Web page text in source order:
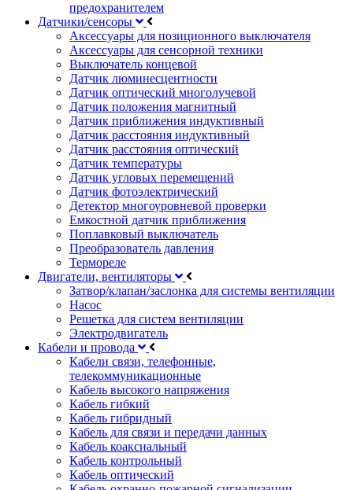
предохранителем
Датчики/сенсоры
Аксессуары для позиционного выключателя
Аксессуары для сенсорной техники
Выключатель концевой
Датчик люминесцентности
Датчик оптический многолучевой
Датчик положения магнитный
Датчик приближения индуктивный
Датчик расстояния индуктивный
Датчик расстояния оптический
Датчик температуры
Датчик угловых перемещений
Датчик фотоэлектрический
Детектор многоуровневой проверки
Емкостной датчик приближения
Поплавковый выключатель
Преобразователь давления
Термореле
Двигатели, вентиляторы
Затвор/клапан/заслонка для системы вентиляции
Насос
Решетка для систем вентиляции
Электродвигатель
Кабели и провода
Кабели связи, телефонные,
телекоммуникационные
Кабель высокого напряжения
Кабель гибкий
Кабель гибридный
Кабель для связи и передачи данных
Кабель коаксиальный
Кабель контрольный
Кабель оптический